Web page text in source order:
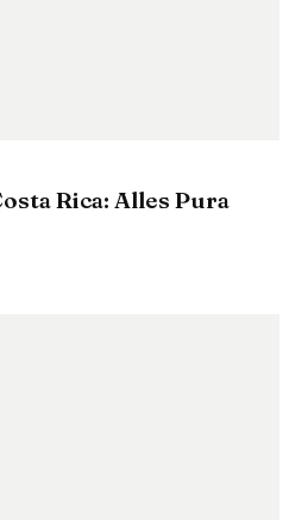
Rica: Alles Pura